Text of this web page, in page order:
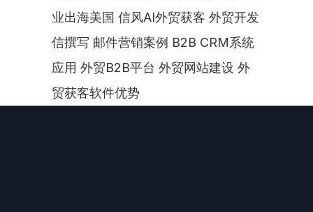
业出海美国 信风AI外贸获客 外贸开发
信撰写 邮件营销案例 B2B CRM系统
应用 外贸B2B平台 外贸网站建设 外
贸获客软件优势